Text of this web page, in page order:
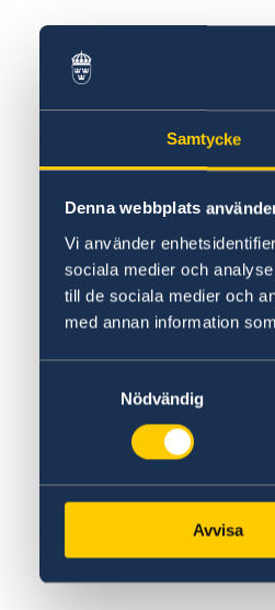
Samtycke
Denna webbplats
Vi använder
sociala medier och
till de sociala medier och
med annan information
Nödvändig
Avvisa